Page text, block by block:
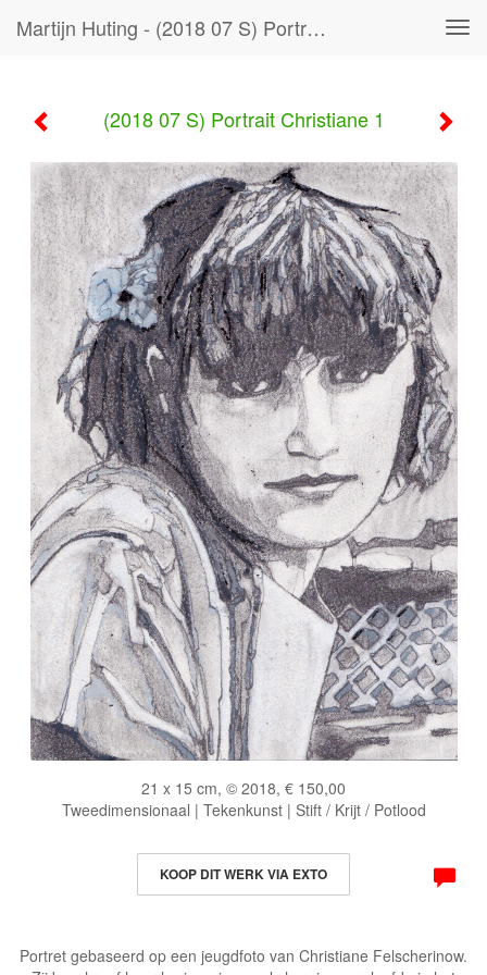
Martijn Huting - (2018 07 S) Portrait Christiane 1
(2018 07 S) Portrait Christiane 1
21 x 15 cm, © 2018, € 150,00
Tweedimensionaal | Tekenkunst | Stift / Krijt / Potlood
KOOP DIT WERK VIA EXTO
Portret gebaseerd op een jeugdfoto van Christiane Felscherinow.